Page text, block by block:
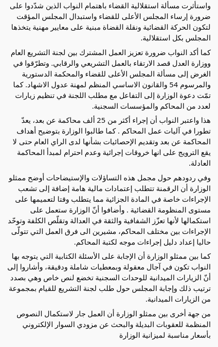
واستأثرت مسألة استقلالية القضاء باهتمام النواب الذين شدّدوا على
ضرورة إرساء المجلس الأعلى للقضاء واستبدال المجلس المؤقت
لتكون الحركة القضائية ونقلة القضاة مبنية على معايير مهنية يتخذها
المجلس بكل استقلالية.
كما أكد النواب ضرورة تعزيز العمل المشترك بين لجنة التشريع العام
ووزارة العدل قصد الارتقاء بالعمل التشريعي والرقابي. وتطرّقوا في
الغرض إلى مسألة المجلس الأعلى للقضاء والمحكمة الدستورية
والمرسوم 54 والقانون الاساسي المنظم لمهنة عدول الاشهاد. كما
تمّت دعوة الوزارة إلى التفاعل مع مطلب اللجنة في تنظيم زيارات
لعدد من المحاكم والمؤسسات السجنية.
هذا واعتبر النواب أن إجراء أكثر من 25 ألف محاكمة عن بعد، يعدّ
تطورا في آليات عمل المحاكم . كما طالبوا الوزارة بتوضيح أهداف
المحاكمة عن بعد وتقديم الإحصائيات بشأنها لدى الراي العام حتى لا
يقع الترويج على انها خروقات إجرائية وعدم احترام لمبدأ المحاكمة
العادلة.
وفي ردودهم حول مجمل هذه التساؤلات والإستيضاحات أوضح ممثلو
الوزارة أن الرقمنة تتطلب إعتمادات مالية هامة إضافة إلى تشعب
الإجراءات خاصة في المادة الجزائية مما يتطلب وقتا لتعميمها على
مستوى المنظومة القضائية . وأضافوا أنّ الوزارة ستعمل على
استكمالها لأنها تعزّز الشفافية والثقة في العدالة وتقلّص الكلفة وتوحّد
الإجراءات بين مختلف المحاكم، مشيرين الى فرق العمل التي تتولّى
حاليا إعداد دليل إجراءات موجه لكتبة المحاكم.
كما بين ممثلو الوزارة أن الإجابة على الأسئلة الكتابية التي يتوجه بها
النواب تكون في آجال معقولة وبمعطيات شاملة ودقيقة، وأشاروا إلى
أنّ الزيارات الميدانية للوحدات السجنية تخضع لنص خاص وهي بصدد
ترتيب ذلك وإجابة المجلس حول طلب لجنة التشريع للقيام بمجموعة
من الزيارات الميدانية.
من جهة أخرى بين ممثلو الوزارة أن العمل جار لاستكمال النصوص
المنظمة للعقوبات البديلة والبحث عن مزودي السوار الإلكتروني
بأسعار مناسبة لميزانية الوزارة